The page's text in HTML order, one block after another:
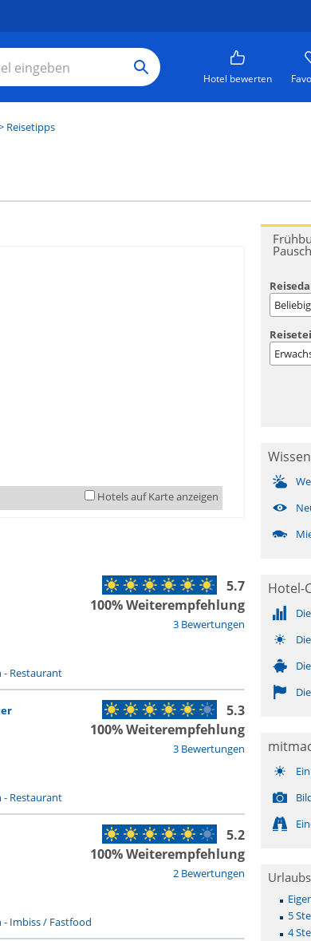
Hotel bewerten
Reisetipps
Hotels auf Karte anzeigen
3 Bewertungen
5.7
100% Weiterempfehlung
- Restaurant
3 Bewertungen
5.3
100% Weiterempfehlung
- Restaurant
2 Bewertungen
5.2
100% Weiterempfehlung
- Imbiss / Fastfood
Hotel-
5
4